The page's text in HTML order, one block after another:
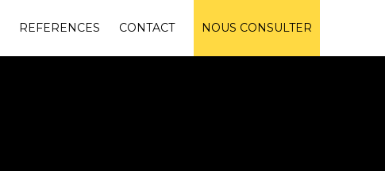
REFERENCES CONTACT NOUS CONSULTER